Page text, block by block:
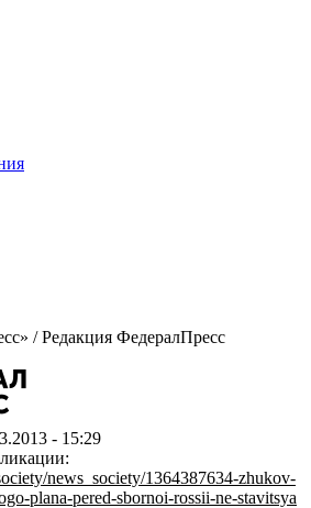
/Редакция ФедералПресс
- 15:29
news_society/1364387634-zhukov-
plana-pered-sbornoi-rossii-ne-stavitsya